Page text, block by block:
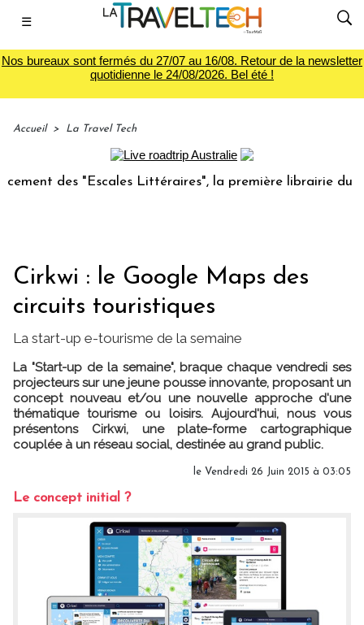
☰
Nos bureaux sont fermés du 27/07 au 16/08. Retour de la newsletter
quotidienne le 24/08/2026. Bel été !
Accueil > La Travel Tech
des "Escales Littéraires", la première librairie du voyage
Cirkwi : le Google Maps des
circuits touristiques
La start-up e-tourisme de la semaine
La "Start-up de la semaine", braque chaque vendredi ses
projecteurs sur une jeune pousse innovante, proposant un
concept nouveau et/ou une nouvelle approche d'une
thématique tourisme ou loisirs. Aujourd'hui, nous vous
présentons Cirkwi, une plate-forme cartographique
couplée à un réseau social, destinée au grand public.
le Vendredi 26 Juin 2015 à 03:05
Le concept initial ?